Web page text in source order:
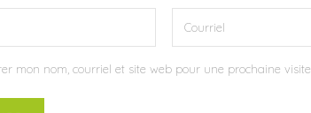
mon nom, courriel et site web pour une prochaine visite.